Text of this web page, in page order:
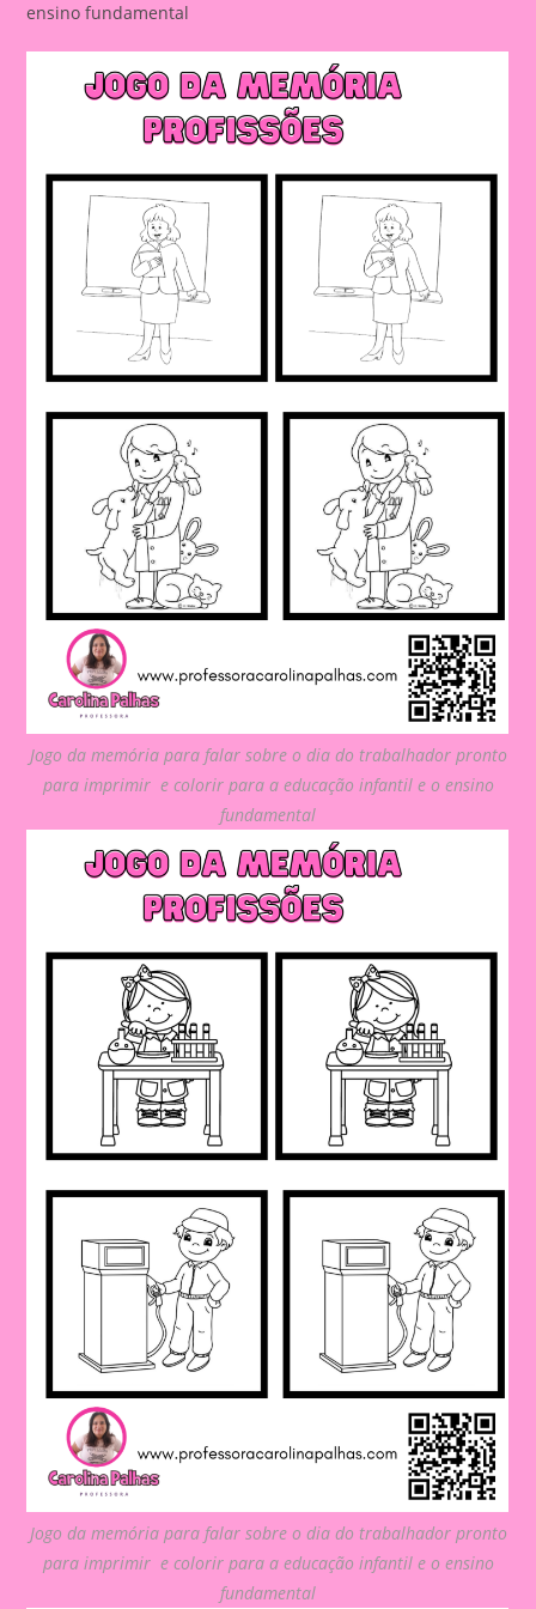
ensino fundamental
Jogo da memória para falar sobre o dia do trabalhador pronto
para imprimir e colorir para a educação infantil e o ensino
fundamental
Jogo da memória para falar sobre o dia do trabalhador pronto
para imprimir e colorir para a educação infantil e o ensino
fundamental